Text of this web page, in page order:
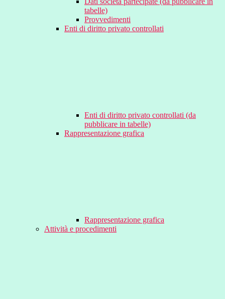
tabelle)
Provvedimenti
Enti di diritto privato controllati
Enti di diritto privato controllati (da
pubblicare in tabelle)
Rappresentazione grafica
Rappresentazione grafica
Attività e procedimenti